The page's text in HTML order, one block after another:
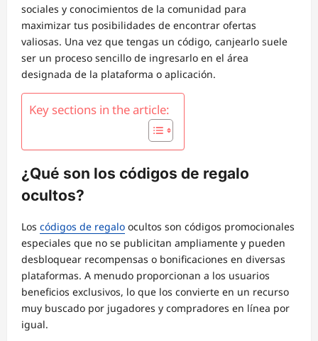
sociales y conocimientos de la comunidad para
maximizar tus posibilidades de encontrar ofertas
valiosas. Una vez que tengas un código, canjearlo suele
ser un proceso sencillo de ingresarlo en el área
designada de la plataforma o aplicación.
Key sections in the article:
¿Qué son los códigos de regalo
ocultos?
Los códigos de regalo ocultos son códigos promocionales
especiales que no se publicitan ampliamente y pueden
desbloquear recompensas o bonificaciones en diversas
plataformas. A menudo proporcionan a los usuarios
beneficios exclusivos, lo que los convierte en un recurso
muy buscado por jugadores y compradores en línea por
igual.